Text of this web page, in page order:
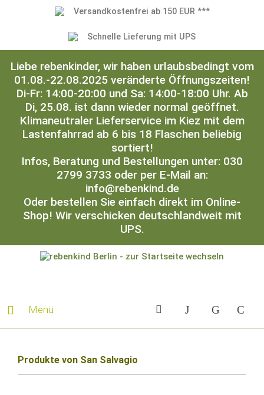
Versandkostenfrei ab 150 EUR ***
Schnelle Lieferung mit UPS
Liebe rebenkinder, wir haben urlaubsbedingt vom
01.08.-22.08.2025 veränderte Öffnungszeiten!
Di-Fr: 14:00-20:00 und Sa: 14:00-18:00 Uhr. Ab
Di, 25.08. ist dann wieder normal geöffnet.
Klimaneutraler Lieferservice im Kiez mit dem
Lastenfahrrad ab 6 bis 18 Flaschen beliebig
sortiert!
Infos, Beratung und Bestellungen unter: 030
2799 3733 oder per E-Mail an:
info@rebenkind.de
Oder bestellen Sie einfach direkt im Online-
Shop! Wir verschicken deutschlandweit mit
UPS.
Menü
Produkte von San Salvagio